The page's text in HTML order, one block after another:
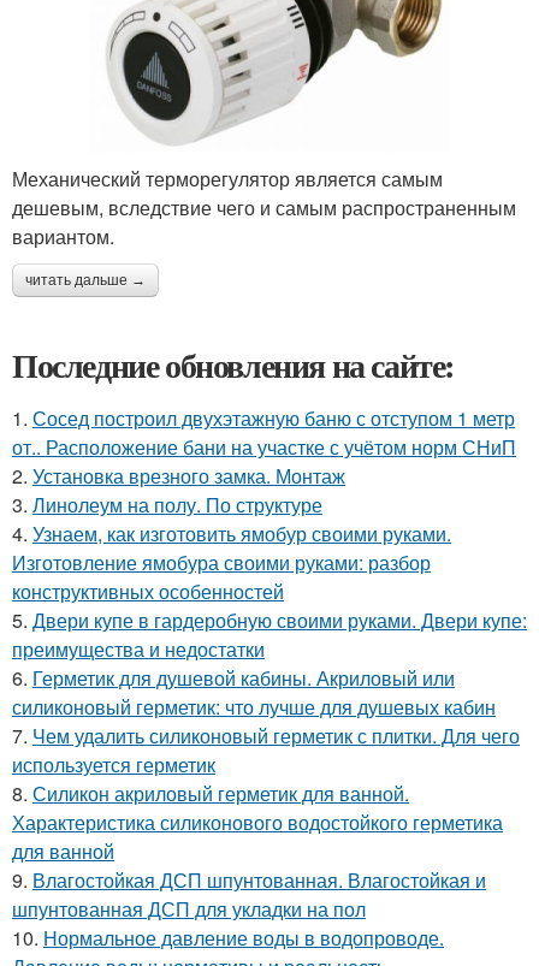
Механический терморегулятор является самым
дешевым, вследствие чего и самым распространенным
вариантом.
читать дальше →
Последние обновления на сайте:
1. Сосед построил двухэтажную баню с отступом 1 метр
от.. Расположение бани на участке с учётом норм СНиП
2. Установка врезного замка. Монтаж
3. Линолеум на полу. По структуре
4. Узнаем, как изготовить ямобур своими руками.
Изготовление ямобура своими руками: разбор
конструктивных особенностей
5. Двери купе в гардеробную своими руками. Двери купе:
преимущества и недостатки
6. Герметик для душевой кабины. Акриловый или
силиконовый герметик: что лучше для душевых кабин
7. Чем удалить силиконовый герметик с плитки. Для чего
используется герметик
8. Силикон акриловый герметик для ванной.
Характеристика силиконового водостойкого герметика
для ванной
9. Влагостойкая ДСП шпунтованная. Влагостойкая и
шпунтованная ДСП для укладки на пол
10. Нормальное давление воды в водопроводе.